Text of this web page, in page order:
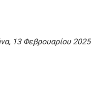
13 Φεβρουαρίου 2025